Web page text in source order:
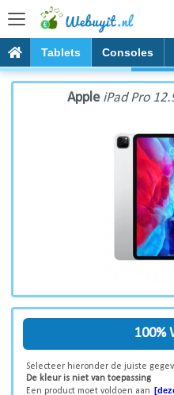
Tablets Consoles
Apple iPad Pro 12.9
Apple iPad Pro
100%
Selecteer hieronder de juiste
De kleur is niet van toepassing
Een product moet voldoen aan